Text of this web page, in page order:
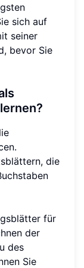
sich auf
seiner
bevor Sie
die
für
der
des
Sie